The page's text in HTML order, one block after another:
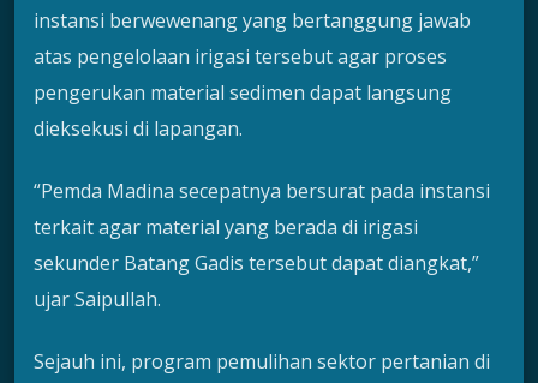
instansi berwewenang yang bertanggung jawab
atas pengelolaan irigasi tersebut agar proses
pengerukan material sedimen dapat langsung
dieksekusi di lapangan.
“Pemda Madina secepatnya bersurat pada instansi
terkait agar material yang berada di irigasi
sekunder Batang Gadis tersebut dapat diangkat,”
ujar Saipullah.
Sejauh ini, program pemulihan sektor pertanian di